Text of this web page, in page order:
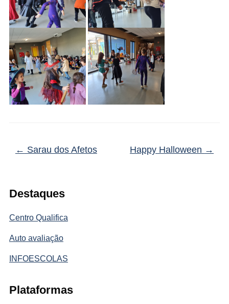
Destaques
Centro Qualifica
Auto avaliação
INFOESCOLAS
Plataformas
← Sarau dos Afetos Happy Halloween →